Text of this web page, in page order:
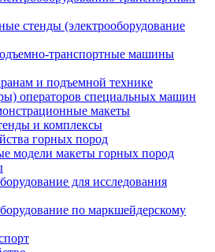
стенды (электрооборудование
транспортные машины
и подъемной технике
операторов специальных машин
макеты
и комплексы
горных пород
модели макеты горных пород
для исследования
по маркшейдерскому